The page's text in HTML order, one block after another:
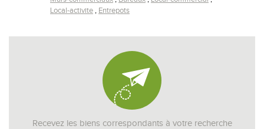
Local-activite
Entrepots
Recevez les biens correspondants à votre recherche